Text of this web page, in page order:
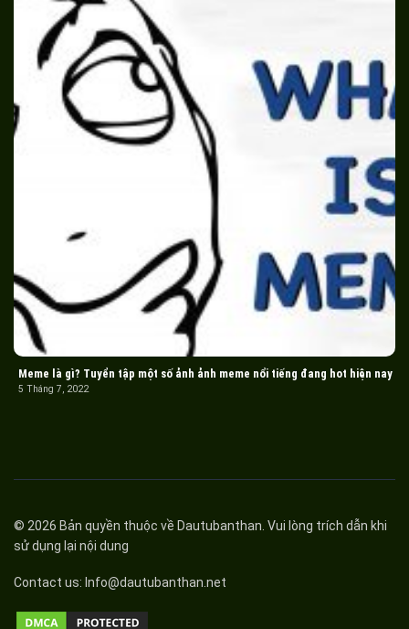
Meme là gì? Tuyển tập một số ảnh ảnh meme nổi tiếng đang hot hiện nay
5 Tháng 7, 2022
© 2026 Bản quyền thuộc về Dautubanthan . Vui lòng trích dẫn khi
sử dụng lại nội dung
Contact us: Info@dautubanthan.net